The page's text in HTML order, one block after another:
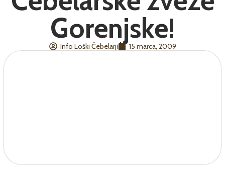
Gorenjske!
Info Loški Čebelarji 15 marca, 2009